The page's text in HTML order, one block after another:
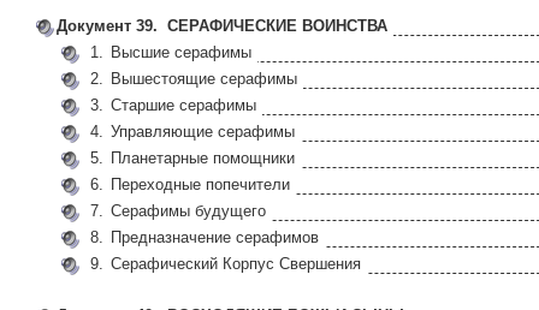
Документ 39. СЕРАФИЧЕСКИЕ ВОИНСТВА
1. Высшие серафимы
2. Вышестоящие серафимы
3. Старшие серафимы
4. Управляющие серафимы
5. Планетарные помощники
6. Переходные попечители
7. Серафимы будущего
8. Предназначение серафимов
9. Серафический Корпус Свершения